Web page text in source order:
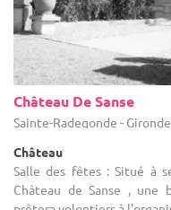
Château De Sanse
Sainte-Radegonde -
Château
Salle des fêtes : Situé à
Château de Sanse , une